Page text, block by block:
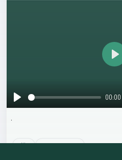
Play
00:00
.
1like 36weergaven